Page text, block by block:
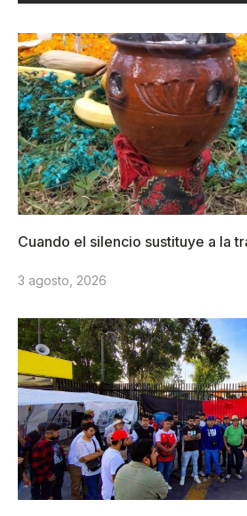
Cuando el silencio sustituye a la
3 agosto, 2026